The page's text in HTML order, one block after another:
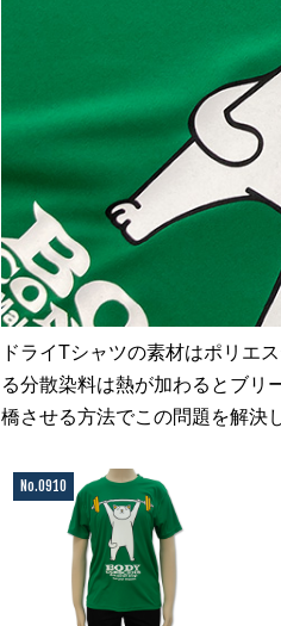
ドライTシャツの素材はポリエ
る分散染料は熱が加わるとブリ
橋させる方法でこの問題を解決
No.0910